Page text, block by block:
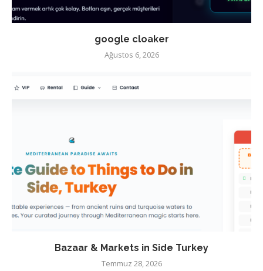
google cloaker
Ağustos 6, 2026
Bazaar & Markets in Side Turkey
Temmuz 28, 2026